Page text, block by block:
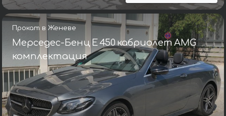
Прокат в Женеве
Мерседес-Бенц E 450 кабриолет AMG
комплектация